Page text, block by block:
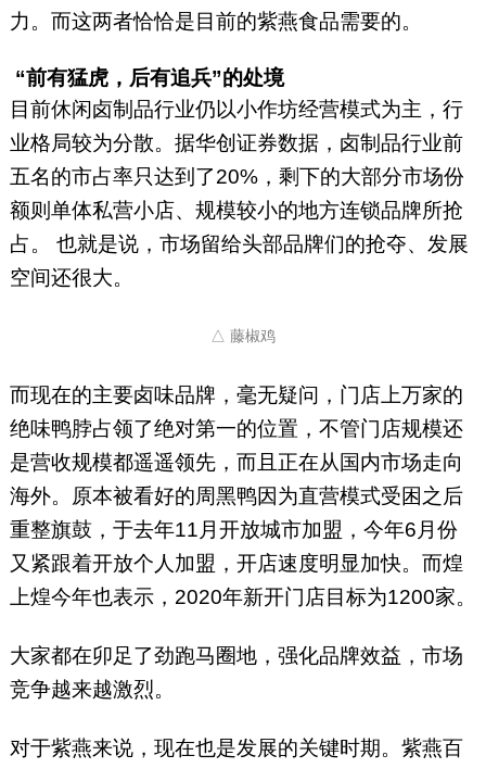
力。而这两者恰恰是目前的紫燕食品需要的。
“前有猛虎，后有追兵”的处境
目前休闲卤制品行业仍以小作坊经营模式为主，行
业格局较为分散。据华创证券数据，卤制品行业前
五名的市占率只达到了20%，剩下的大部分市场份
额则单体私营小店、规模较小的地方连锁品牌所抢
占。 也就是说，市场留给头部品牌们的抢夺、发展
空间还很大。
△ 藤椒鸡
而现在的主要卤味品牌，毫无疑问，门店上万家的
绝味鸭脖占领了绝对第一的位置，不管门店规模还
是营收规模都遥遥领先，而且正在从国内市场走向
海外。原本被看好的周黑鸭因为直营模式受困之后
重整旗鼓，于去年11月开放城市加盟，今年6月份
又紧跟着开放个人加盟，开店速度明显加快。而煌
上煌今年也表示，2020年新开门店目标为1200家。
大家都在卯足了劲跑马圈地，强化品牌效益，市场
竞争越来越激烈。
对于紫燕来说，现在也是发展的关键时期。紫燕百